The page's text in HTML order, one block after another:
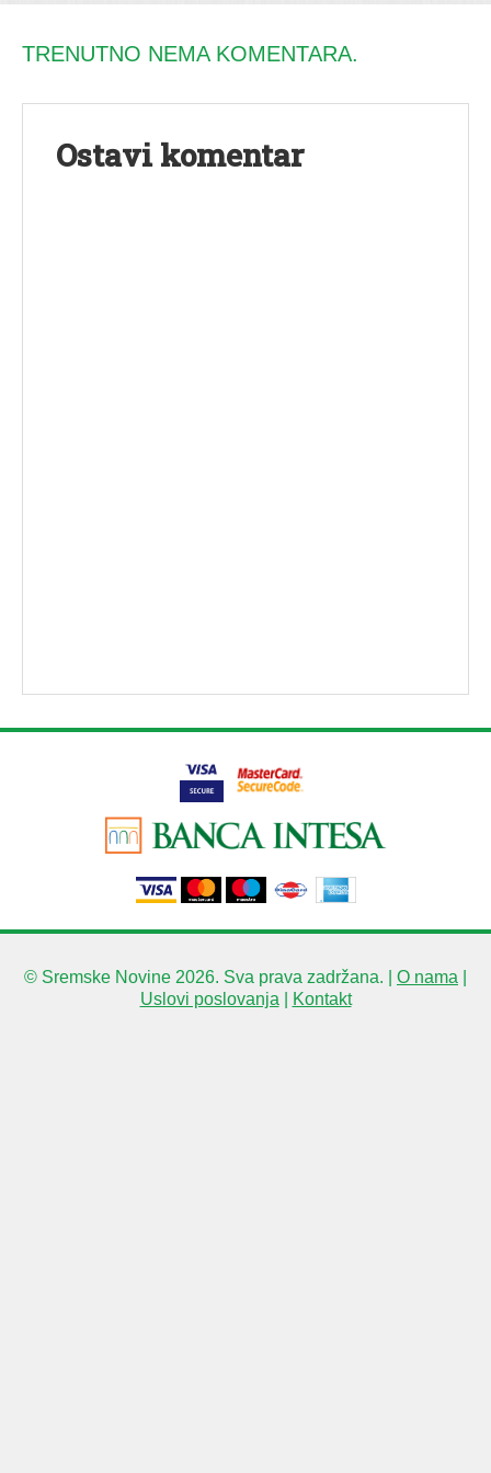
TRENUTNO NEMA KOMENTARA.
Ostavi komentar
© Sremske Novine 2026. Sva prava zadržana. | O nama
Uslovi poslovanja
Kontakt